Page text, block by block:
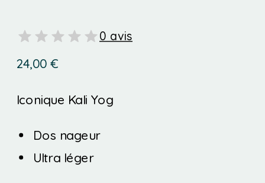
0 avis
24,00€
Iconique Kali Yog
Dos nageur
Ultra léger